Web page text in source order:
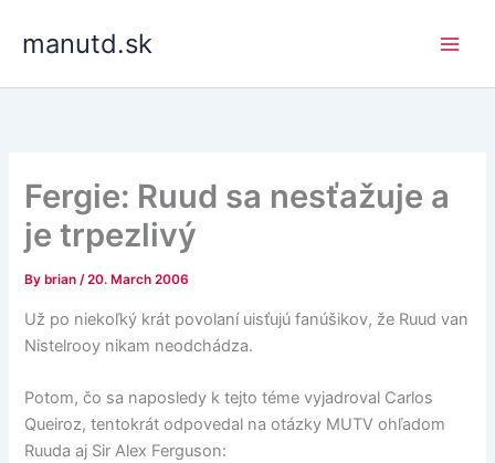
manutd.sk
Fergie: Ruud sa nesťažuje a
je trpezlivý
By brian/20. March 2006
Už po niekoľký krát povolaní uisťujú fanúšikov, že Ruud van
Nistelrooy nikam neodchádza.
Potom, čo sa naposledy k tejto téme vyjadroval Carlos
Queiroz, tentokrát odpovedal na otázky MUTV ohľadom
Ruuda aj Sir Alex Ferguson: